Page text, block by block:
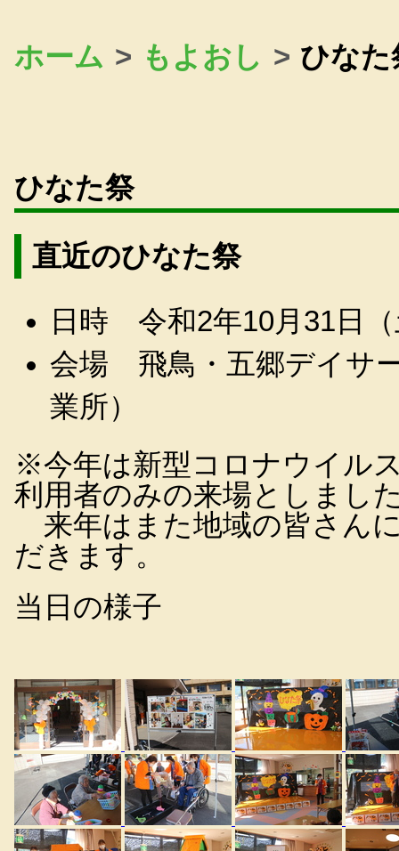
ホーム もよおし ひなた
ひなた祭
直近のひなた祭
日時 令和2年10月31日
会場 飛鳥・五郷デイサ
業所）
※今年は新型コロナウイル
利用者のみの来場としまし
来年はまた地域の皆さん
だきます。
当日の様子